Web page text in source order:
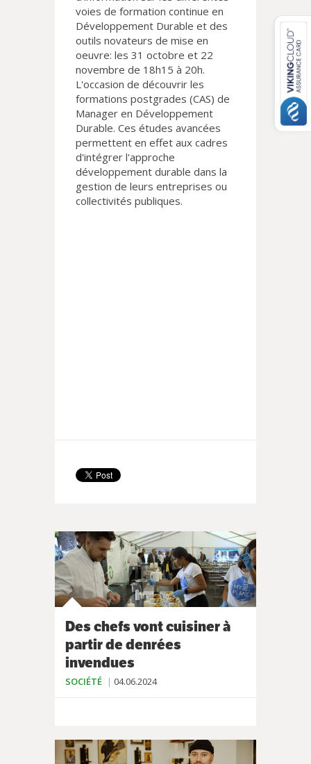
voies de formation continue en
Développement Durable et des
outils novateurs de mise en
oeuvre: les 31 octobre et 22
novembre de 18h15 à 20h.
L'occasion de découvrir les
formations postgrades (CAS) de
Manager en Développement
Durable. Ces études avancées
permettent en effet aux cadres
d'intégrer l'approche
développement durable dans la
gestion de leurs entreprises ou
collectivités publiques.
Des chefs vont cuisiner à
partir de denrées
invendues
SOCIÉTÉ 04.06.2024